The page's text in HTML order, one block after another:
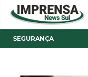
SEGURANÇA